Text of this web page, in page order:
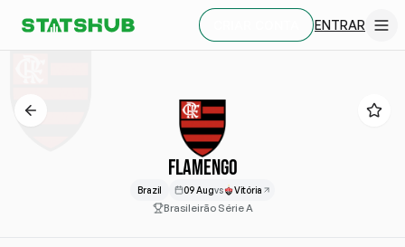
ENTRAR
FLAMENGO
Brazil 09 Augvs Vitória
Brasileirão Série A